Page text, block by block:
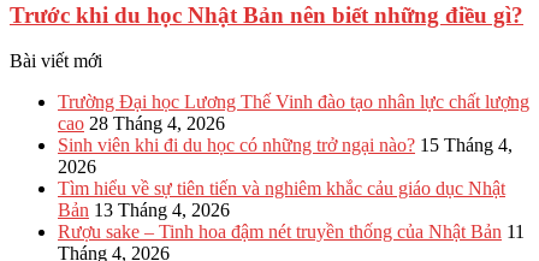
Trước khi du học Nhật Bản nên biết những điều gì?
Bài viết mới
Trường Đại học Lương Thế Vinh đào tạo nhân lực chất lượng
cao 28 Tháng 4, 2026
Sinh viên khi đi du học có những trở ngại nào? 15 Tháng 4,
2026
Tìm hiểu về sự tiên tiến và nghiêm khắc cảu giáo dục Nhật
Bản 13 Tháng 4, 2026
Rượu sake – Tinh hoa đậm nét truyền thống của Nhật Bản 11
Tháng 4, 2026